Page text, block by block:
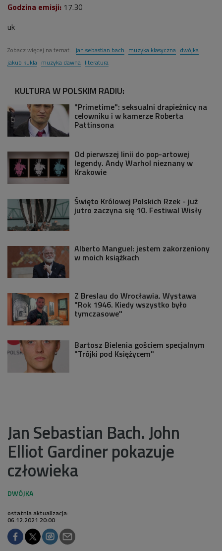
Godzina emisji: 17.30
uk
Zobacz więcej na temat: jan sebastian bach muzyka klasyczna dwójka
jakub kukla muzyka dawna literatura
KULTURA W POLSKIM RADIU:
"Primetime": seksualni drapieżnicy na
celowniku i w kamerze Roberta
Pattinsona
Od pierwszej linii do pop-artowej
legendy. Andy Warhol nieznany w
Krakowie
Święto Królowej Polskich Rzek - już
jutro zaczyna się 10. Festiwal Wisły
Alberto Manguel: jestem zakorzeniony
w moich książkach
Z Breslau do Wrocławia. Wystawa
"Rok 1946. Kiedy wszystko było
tymczasowe"
Bartosz Bielenia gościem specjalnym
"Trójki pod Księżycem"
Jan Sebastian Bach. John
Elliot Gardiner pokazuje
człowieka
ostatnia aktualizacja:
06.12.2021 20:00